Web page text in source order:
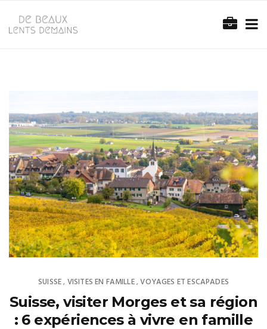
SUISSE, VISITES EN FAMILLE,VOYAGES ET ESCAPADES
Suisse, visiter Morges et sa région
: 6 expériences à vivre en famille